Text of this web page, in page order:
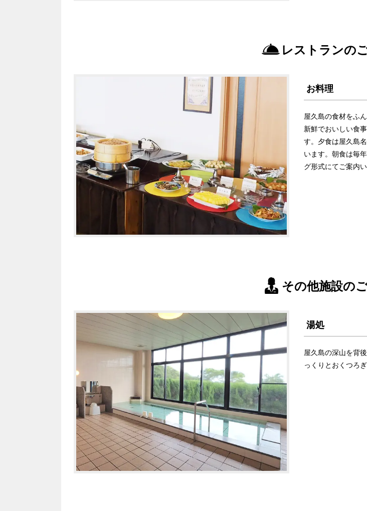
レストランの
お料理
屋久島の食材をふ
新鮮でおいしい食
す。夕食は屋久島
います。朝食は毎
グ形式にてご案内い
その他施設の
湯処
屋久島の深山を背
っくりとおくつろ